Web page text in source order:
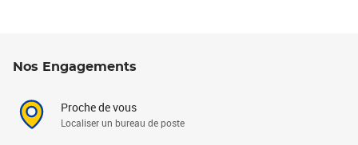
Nos Engagements
Proche de vous
Localiser un bureau de poste